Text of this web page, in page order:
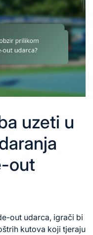
uzeti u
out
out udarca, igrači bi
kutova koji tjeraju